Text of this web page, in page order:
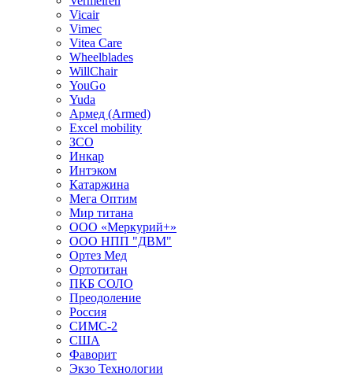
Vicair
Vimec
Vitea Care
Wheelblades
WillChair
YouGo
Yuda
Армед (Armed)
Еxcel mobility
ЗСО
Инкар
Интэком
Катаржина
Мега Оптим
Мир титана
ООО «Меркурий+»
ООО НПП "ДВМ"
Ортез Мед
Ортотитан
ПКБ СОЛО
Преодоление
Россия
СИМС-2
США
Фаворит
Экзо Технологии